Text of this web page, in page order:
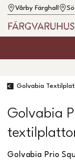
Vårby Färghall
Golvabia
Golvabia
Golvabia Prio